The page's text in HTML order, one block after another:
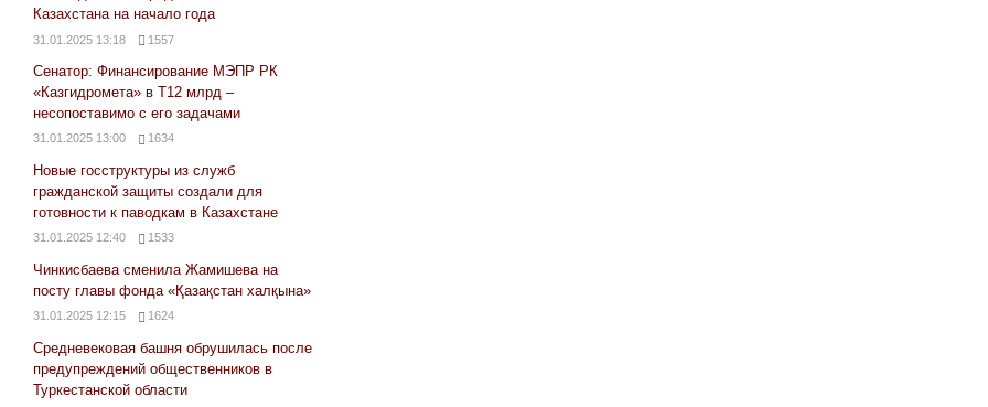
Казахстана на начало года
31.01.2025 13:18 1557
Сенатор: Финансирование МЭПР РК
«Казгидромета» в Т12 млрд –
несопоставимо с его задачами
31.01.2025 13:00 1634
Новые госструктуры из служб
гражданской защиты создали для
готовности к паводкам в Казахстане
31.01.2025 12:40 1533
Чинкисбаева сменила Жамишева на
посту главы фонда «Қазақстан халқына»
31.01.2025 12:15 1624
Средневековая башня обрушилась после
предупреждений общественников в
Туркестанской области